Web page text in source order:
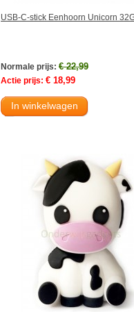
USB-C-stick Eenhoorn Unicorn
Normale prijs: € 22,99
Actie prijs: € 18,99
In winkelwagen